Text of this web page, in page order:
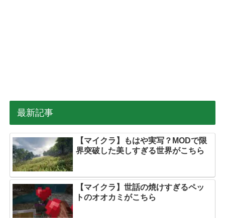
最新記事
【マイクラ】もはや実写？MODで限
界突破した美しすぎる世界がこちら
【マイクラ】世話の焼けすぎるペッ
トのオオカミがこちら